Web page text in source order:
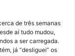
de três semanas
aí tudo mudou,
a ser carregada.
já “desliguei” os